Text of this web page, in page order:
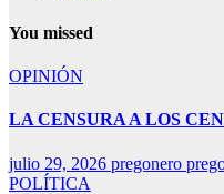
You missed
OPINIÓN
LA CENSURA A LOS
julio 29, 2026 pregonero
POLÍTICA